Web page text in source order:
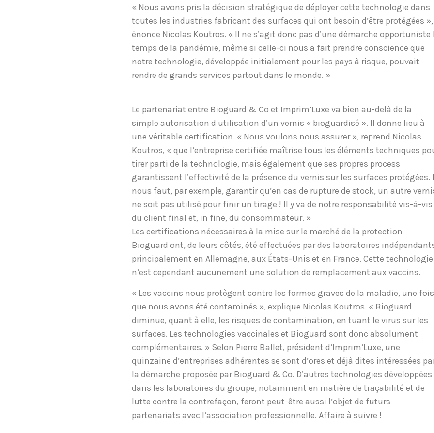
« Nous avons pris la décision stratégique de déployer cette technologie dans
toutes les industries fabricant des surfaces qui ont besoin d’être protégées »,
énonce Nicolas Koutros. « Il ne s’agit donc pas d’une démarche opportuniste
temps de la pandémie, même si celle-ci nous a fait prendre conscience que
notre technologie, développée initialement pour les pays à risque, pouvait
rendre de grands services partout dans le monde. »
Le partenariat entre Bioguard & Co et Imprim’Luxe va bien au-delà de la
simple autorisation d’utilisation d’un vernis « bioguardisé ». Il donne lieu à
une véritable certification. « Nous voulons nous assurer », reprend Nicolas
Koutros, « que l’entreprise certifiée maîtrise tous les éléments techniques
tirer parti de la technologie, mais également que ses propres process
garantissent l’effectivité de la présence du vernis sur les surfaces protégées.
nous faut, par exemple, garantir qu’en cas de rupture de stock, un autre
ne soit pas utilisé pour finir un tirage ! Il y va de notre responsabilité vis-à-vis
du client final et, in fine, du consommateur. »
Les certifications nécessaires à la mise sur le marché de la protection
Bioguard ont, de leurs côtés, été effectuées par des laboratoires
principalement en Allemagne, aux États-Unis et en France. Cette technologie
n’est cependant aucunement une solution de remplacement aux vaccins.
« Les vaccins nous protègent contre les formes graves de la maladie, une fois
que nous avons été contaminés », explique Nicolas Koutros. « Bioguard
diminue, quant à elle, les risques de contamination, en tuant le virus sur les
surfaces. Les technologies vaccinales et Bioguard sont donc absolument
complémentaires. » Selon Pierre Ballet, président d’Imprim’Luxe, une
quinzaine d’entreprises adhérentes se sont d’ores et déjà dites intéressées
la démarche proposée par Bioguard & Co. D’autres technologies développées
dans les laboratoires du groupe, notamment en matière de traçabilité et de
lutte contre la contrefaçon, feront peut-être aussi l’objet de futurs
partenariats avec l’association professionnelle. Affaire à suivre !